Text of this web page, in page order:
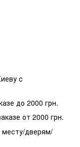
с
до 2000 грн.
от 2000 грн.
дверям/